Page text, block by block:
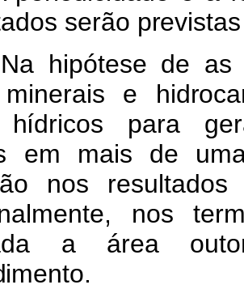
serão
hipótese de as
minerais e
hídricos para
em mais de
nos
nos
a área